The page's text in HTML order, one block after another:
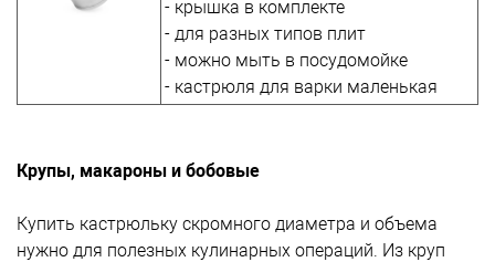
- крышка в комплекте
- для разных типов плит
- можно мыть в посудомойке
- кастрюля для варки маленькая
Крупы, макароны и бобовые
Купить кастрюльку скромного диаметра и объема
нужно для полезных кулинарных операций. Из круп